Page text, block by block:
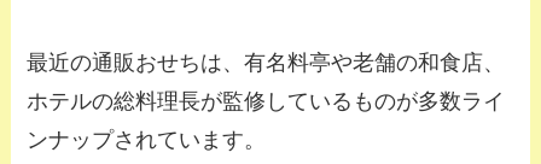
最近の通販おせちは、有名料亭や老舗の和食店、
ホテルの総料理長が監修しているものが多数ライ
ンナップされています。